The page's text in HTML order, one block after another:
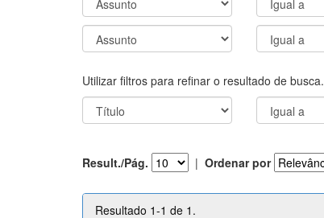
Utilizar filtros para refinar o resultado de busca.
Result./Pág. | Ordenar por
Resultado 1-1 de 1.